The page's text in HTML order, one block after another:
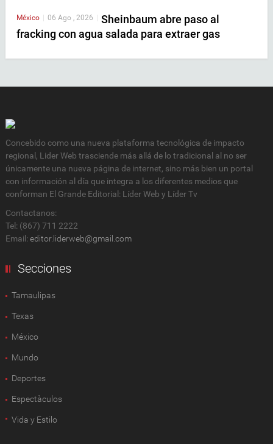
México | 06 Ago , 2026 | Sheinbaum abre paso al
fracking con agua salada para extraer gas
Concebido como una nueva plataforma tecnológica de impacto
regional, Lider Web trasciende más allá de lo tradicional al no ser
únicamente una nueva página de internet, sino más bien un portal
con información al día que integra a los diferentes medios que
conforman El Grande Editorial: Líder Web y Líder Tv
Contactanos:
Tel: (867) 711 2222
Email: editor.liderweb@gmail.com
Secciones
Tamaulipas
Texas
México
Mundo
Deportes
Espectàculos
Vida y Estilo